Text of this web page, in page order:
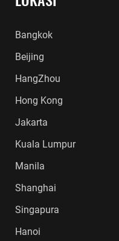
Bangkok
Beijing
HangZhou
Hong Kong
Jakarta
Kuala Lumpur
Manila
Shanghai
Singapura
Hanoi